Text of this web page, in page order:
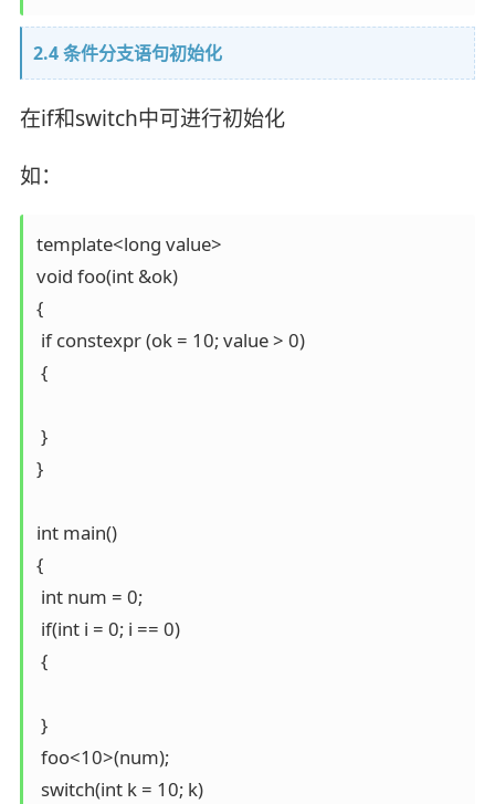
2.4 条件分支语句初始化
在if和switch中可进行初始化
如：
template<long value>
void foo(int &ok)
{
if constexpr (ok = 10; value > 0)
{
}
}
int main()
{
int num = 0;
if(int i = 0; i == 0)
{
}
foo<10>(num);
switch(int k = 10; k)